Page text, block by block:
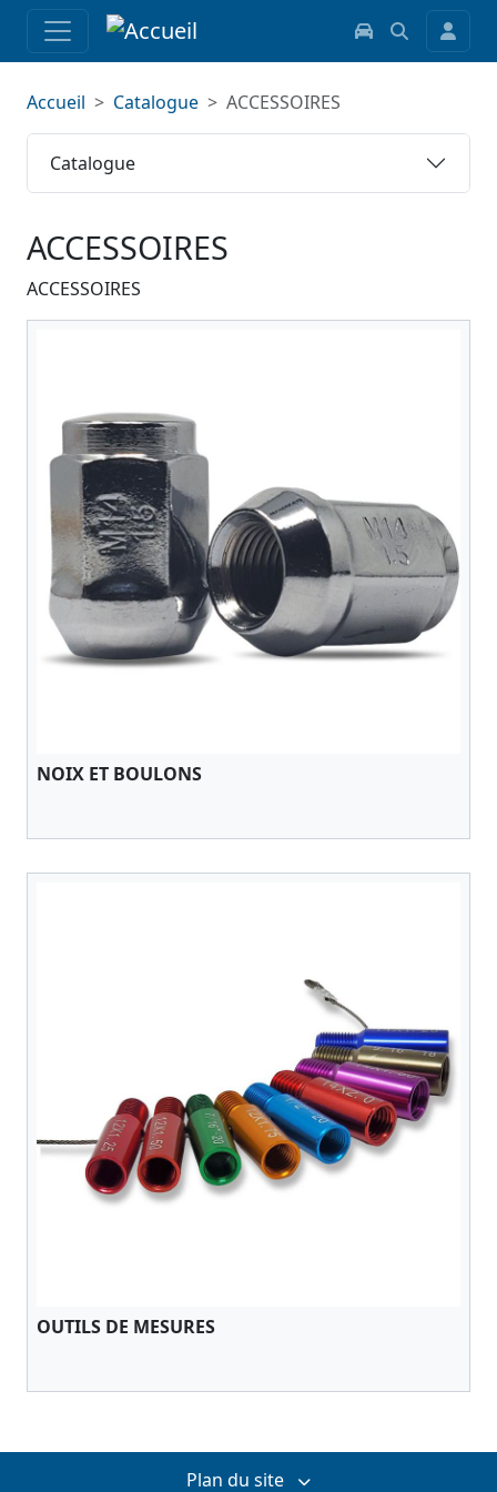
Catalogue
Accueil Catalogue ACCESSOIRES
ACCESSOIRES
ACCESSOIRES
NOIX ET BOULONS
OUTILS DE MESURES
Plan du site